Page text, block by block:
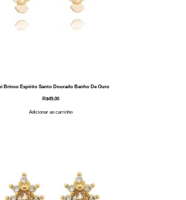
Brinco Espírito Santo Dourado Banho De Ouro
R$49,00
Adicionar ao carrinho